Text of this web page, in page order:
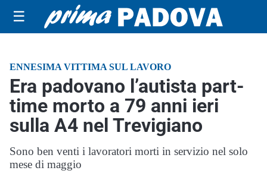
☰
ENNESIMA VITTIMA SUL LAVORO
Era padovano l’autista part-
time morto a 79 anni ieri
sulla A4 nel Trevigiano
Sono ben venti i lavoratori morti in servizio nel solo
mese di maggio